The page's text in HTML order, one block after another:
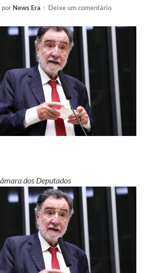
por News Era - Deixe um comentário
dos Deputados